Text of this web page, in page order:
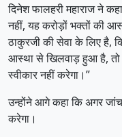
दिनेश फालहरी महाराज ने
नहीं, यह करोड़ों भक्तों की
ठाकुरजी की सेवा के लिए है,
आस्था से खिलवाड़ हुआ है,
स्वीकार नहीं करेगा।”
उन्होंने आगे कहा कि अगर
करेगा।